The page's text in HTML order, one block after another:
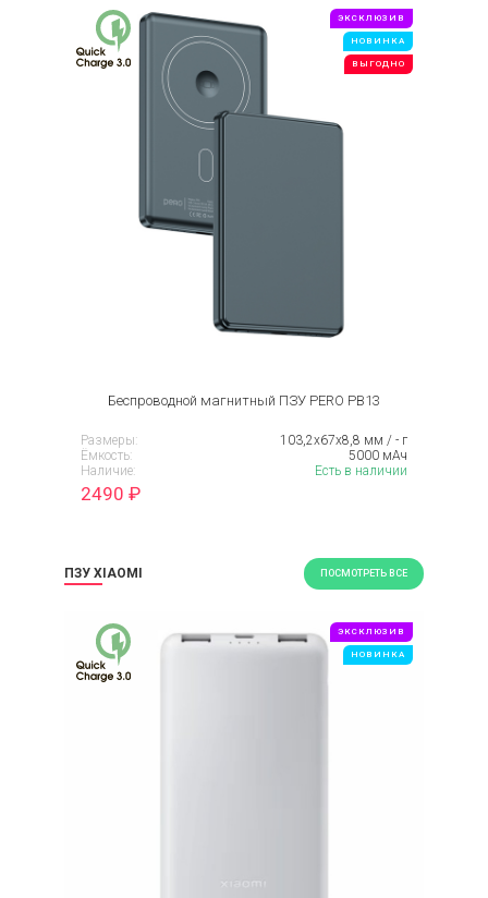
ЭКСКЛЮЗИВ
НОВИНКА
ВЫГОДНО
Беспроводной магнитный ПЗУ PERO PB13
Размеры:
103,2х67х8,8 мм / - г
Ёмкость:
5000 мАч
Наличие:
Есть в наличии
2490 ₽
ПЗУ XIAOMI ПОСМОТРЕТЬ ВСЕ
ЭКСКЛЮЗИВ
НОВИНКА